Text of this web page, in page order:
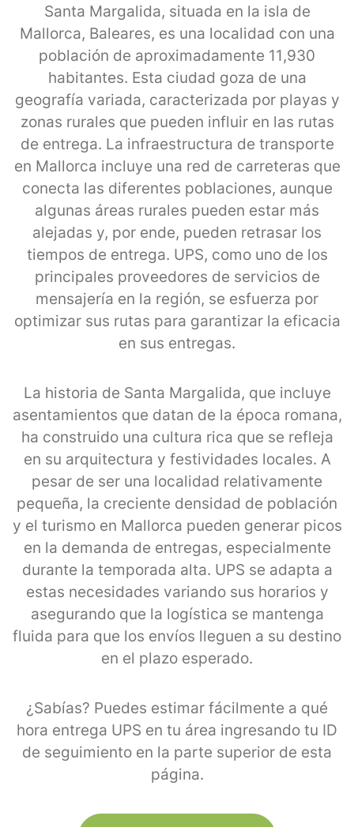
Santa Margalida, situada en la isla de
Mallorca, Baleares, es una localidad con una
población de aproximadamente 11,930
habitantes. Esta ciudad goza de una
geografía variada, caracterizada por playas y
zonas rurales que pueden influir en las rutas
de entrega. La infraestructura de transporte
en Mallorca incluye una red de carreteras que
conecta las diferentes poblaciones, aunque
algunas áreas rurales pueden estar más
alejadas y, por ende, pueden retrasar los
tiempos de entrega. UPS, como uno de los
principales proveedores de servicios de
mensajería en la región, se esfuerza por
optimizar sus rutas para garantizar la eficacia
en sus entregas.
La historia de Santa Margalida, que incluye
asentamientos que datan de la época romana,
ha construido una cultura rica que se refleja
en su arquitectura y festividades locales. A
pesar de ser una localidad relativamente
pequeña, la creciente densidad de población
y el turismo en Mallorca pueden generar picos
en la demanda de entregas, especialmente
durante la temporada alta. UPS se adapta a
estas necesidades variando sus horarios y
asegurando que la logística se mantenga
fluida para que los envíos lleguen a su destino
en el plazo esperado.
¿Sabías? Puedes estimar fácilmente a qué
hora entrega UPS en tu área ingresando tu ID
de seguimiento en la parte superior de esta
página.